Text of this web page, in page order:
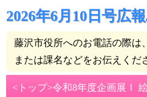
2026年6月10日号広
藤沢市役所へのお電話の際は
または課名などをお伝えくだ
<トップ>令和8年度企画展Ⅰ